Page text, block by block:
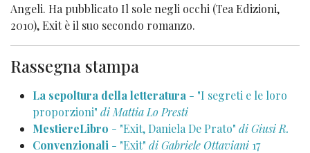
Angeli. Ha pubblicato Il sole negli occhi (Tea Edizioni,
2010), Exit è il suo secondo romanzo.
Rassegna stampa
La sepoltura della letteratura - "I segreti e le loro
proporzioni" di Mattia Lo Presti
MestiereLibro - "Exit, Daniela De Prato" di Giusi R.
Convenzionali - "Exit" di Gabriele Ottaviani 17